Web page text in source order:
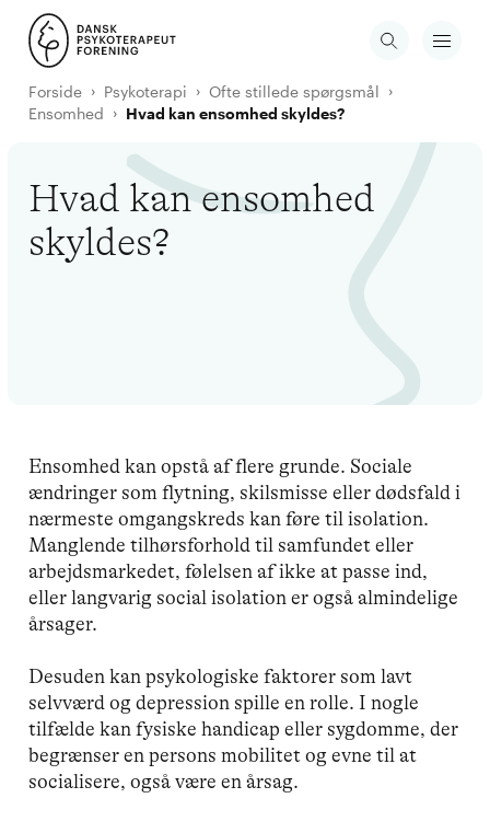
Forside Psykoterapi
Ofte stillede spørgsmål
Ensomhed
Hvad kan ensomhed skyldes?
Hvad kan ensomhed
skyldes?
Ensomhed kan opstå af flere grunde. Sociale
ændringer som flytning, skilsmisse eller dødsfald i
nærmeste omgangskreds kan føre til isolation.
Manglende tilhørsforhold til samfundet eller
arbejdsmarkedet, følelsen af ikke at passe ind,
eller langvarig social isolation er også almindelige
årsager.
Desuden kan psykologiske faktorer som lavt
selvværd og depression spille en rolle. I nogle
tilfælde kan fysiske handicap eller sygdomme, der
begrænser en persons mobilitet og evne til at
socialisere, også være en årsag.